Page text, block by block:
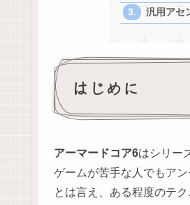
汎用アセ
はじめに
アーマードコア6はシリー
ゲームが苦手な人でもア
とは言え、ある程度のテ